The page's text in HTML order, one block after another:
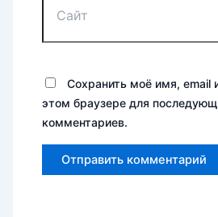
Сохранить моё имя, email
этом браузере для
комментариев.